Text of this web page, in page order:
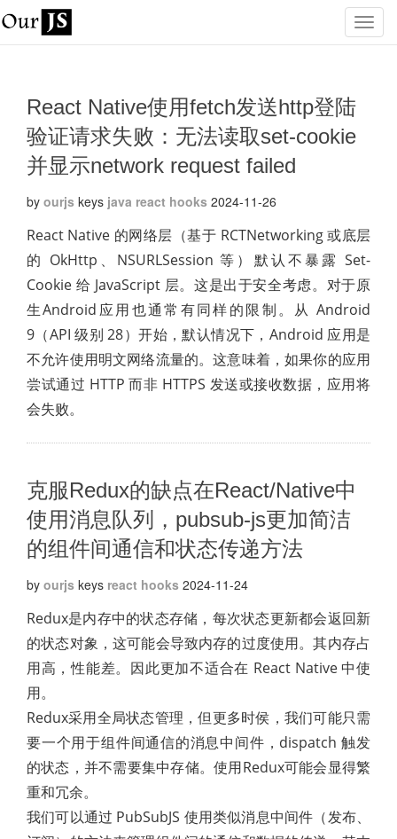
React Native使用fetch发送http登陆
验证请求失败：无法读取set-cookie
并显示network request failed
by ourjs keys java react hooks 2024-11-26
React Native 的网络层（基于 RCTNetworking 或底层
的 OkHttp、NSURLSession 等）默认不暴露 Set-
Cookie 给 JavaScript 层。这是出于安全考虑。对于原
生Android应用也通常有同样的限制。从 Android
9（API 级别 28）开始，默认情况下，Android 应用是
不允许使用明文网络流量的。这意味着，如果你的应用
尝试通过 HTTP 而非 HTTPS 发送或接收数据，应用将
会失败。
克服Redux的缺点在React/Native中
使用消息队列，pubsub-js更加简洁
的组件间通信和状态传递方法
by ourjs keys react hooks 2024-11-24
Redux是内存中的状态存储，每次状态更新都会返回新
的状态对象，这可能会导致内存的过度使用。其内存占
用高，性能差。因此更加不适合在 React Native 中使
用。
Redux采用全局状态管理，但更多时侯，我们可能只需
要一个用于组件间通信的消息中间件，dispatch 触发
的状态，并不需要集中存储。使用Redux可能会显得繁
重和冗余。
我们可以通过 PubSubJS 使用类似消息中间件（发布、